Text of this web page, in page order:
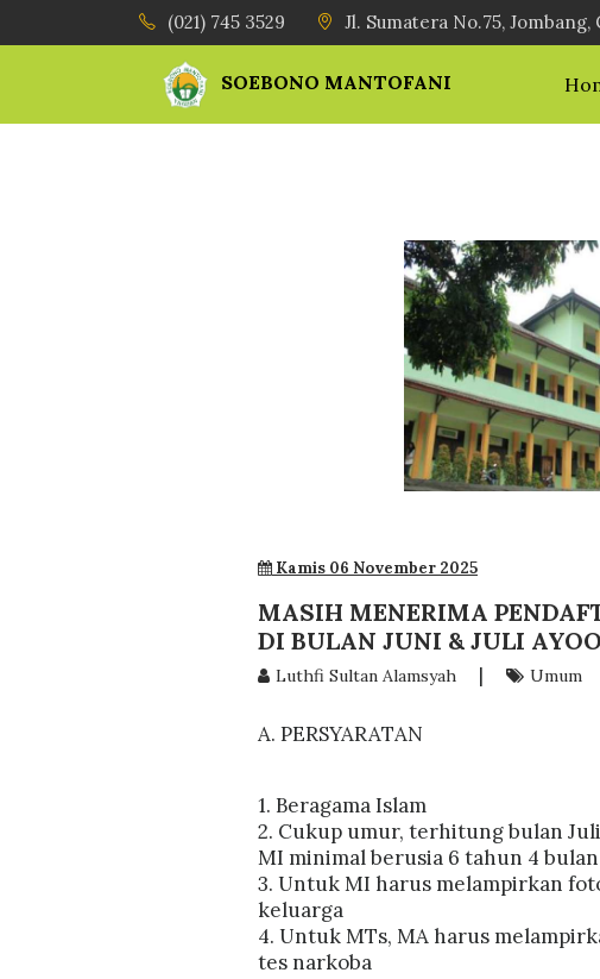
(021) 745 3529 Jl. Sumatera No.75,
SOEBONO MANTOFANI
Kamis 06 November 2025
MASIH MENERIMA
DI BULAN JUNI & JULI
Luthfi Sultan Alamsyah | Umum
A. PERSYARATAN
1. Beragama Islam
2. Cukup umur, terhitung bulan
MI minimal berusia 6 tahun 4
3. Untuk MI harus melampirkan
keluarga
4. Untuk MTs, MA harus
tes narkoba